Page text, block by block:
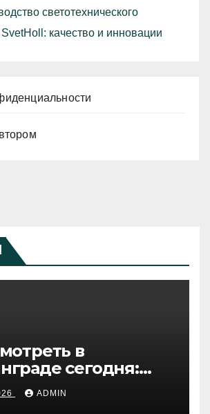
светотехнического
качество и инновации
в
сегодня:
по самому
городу России
ADMIN